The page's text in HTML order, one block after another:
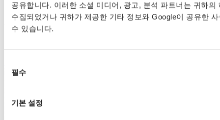
공유합니다. 이러한 소셜 미디어, 광고, 분석 파트너는 귀하의
수집되었거나 귀하가 제공한 기타 정보와 Google이 공유한
수 있습니다.
필수
기본 설정
화분 작물 농가인 로버트와 월터 반 덴 베르그는 최근 건설된
4.3헥타르 규모의 온실에서 아무것도 우연에 맡기지 않았습니
다. 최고의 시스템만이 충분히 좋다고 판단하여, 두 형제는